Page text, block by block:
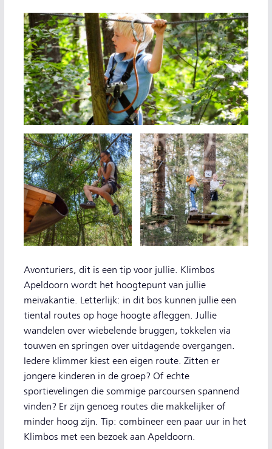
Avonturiers, dit is een tip voor jullie. Klimbos
Apeldoorn wordt het hoogtepunt van jullie
meivakantie. Letterlijk: in dit bos kunnen jullie een
tiental routes op hoge hoogte afleggen. Jullie
wandelen over wiebelende bruggen, tokkelen via
touwen en springen over uitdagende overgangen.
Iedere klimmer kiest een eigen route. Zitten er
jongere kinderen in de groep? Of echte
sportievelingen die sommige parcoursen spannend
vinden? Er zijn genoeg routes die makkelijker of
minder hoog zijn. Tip: combineer een paar uur in het
Klimbos met een bezoek aan Apeldoorn.